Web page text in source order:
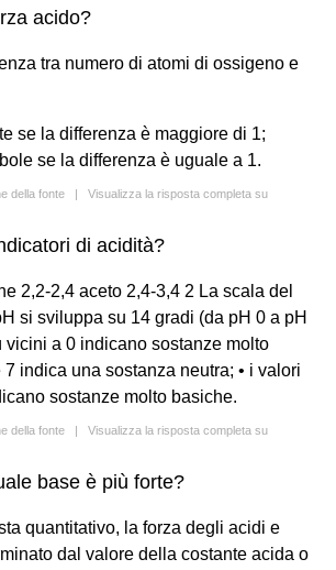
acido?
tra numero di atomi di ossigeno e
se la differenza è maggiore di 1;
se la differenza è uguale a 1.
della fonte | Visualizza la risposta completa su
di acidità?
2,2-2,4 aceto 2,4-3,4 2 La scala del
si sviluppa su 14 gradi (da pH 0 a pH
vicini a 0 indicano sostanze molto
indica una sostanza neutra; • i valori
sostanze molto basiche.
della fonte | Visualizza la risposta completa su
base è più forte?
quantitativo, la forza degli acidi e
dal valore della costante acida o